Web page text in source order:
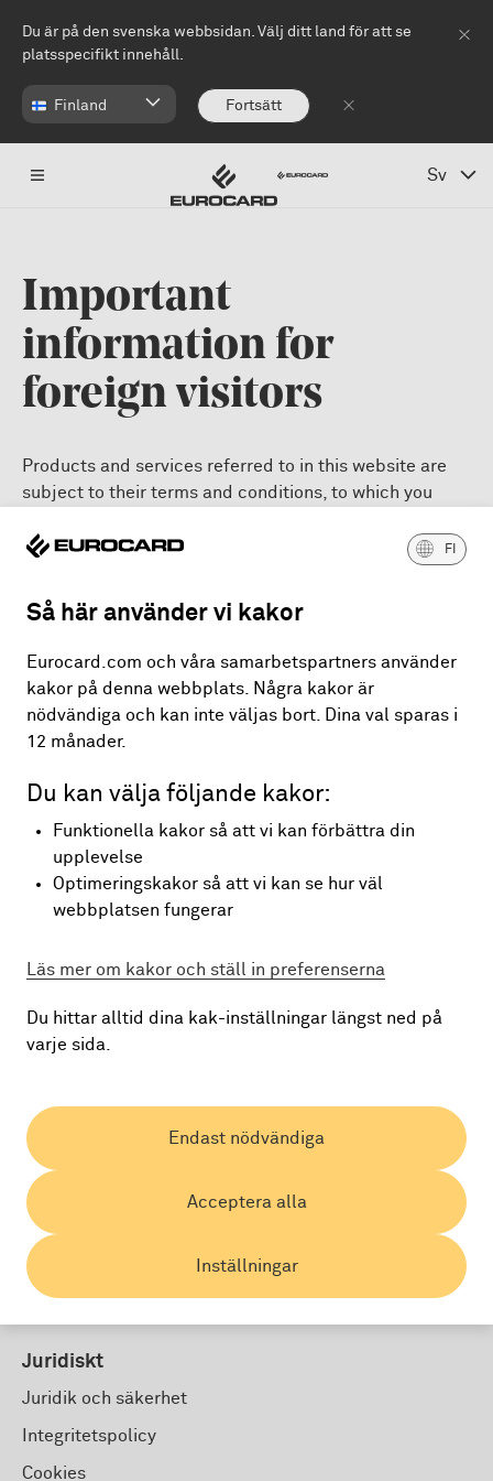
Du är på den svenska webbsidan. Välj ditt land för att se
platsspecifikt innehåll.
Finland Fortsätt
Sv
Important
information for
foreign visitors
Products and services referred to in this website are
subject to their terms and conditions, to which you
Our products and services are not intended for clients
arrangement based on it, may be unlawful in certain
jurisdictions, including the US, Canada, Japan and
Australia.
Accordingly, no promotion, offer or solicitation to take
any action is intended in jurisdictions where it would
be unlawful. If you access this website from, or are a
resident of, another jurisdiction than ours, it is your
responsibility to observe all laws and regulations that
may apply to you. Please contact us if you have any
questions.
FI
Så här använder vi kakor
Eurocard.com och våra samarbetspartners använder
kakor på denna webbplats. Några kakor är
nödvändiga och kan inte väljas bort. Dina val sparas i
12 månader.
Du kan välja följande kakor:
Funktionella kakor så att vi kan förbättra din
upplevelse
Optimeringskakor så att vi kan se hur väl
webbplatsen fungerar
Läs mer om kakor och ställ in preferenserna
Du hittar alltid dina kak-inställningar längst ned på
varje sida.
Inställningar
Acceptera alla
Endast nödvändiga
© SEB Kort Bank AB
Juridiskt
Juridik och säkerhet
Integritetspolicy
Cookies